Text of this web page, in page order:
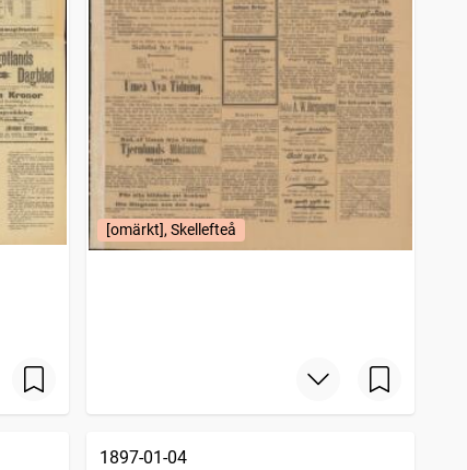
[omärkt], Skellefteå
1897-01-04